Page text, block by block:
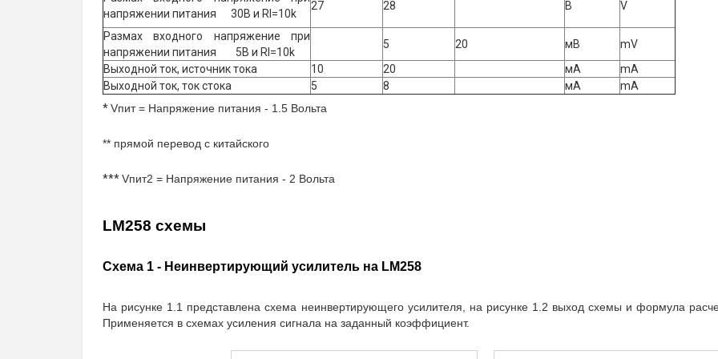
напряжении питания 30В и Rl=10k
27 28 В V
Размах входного напряжение при
напряжении питания 5В и Rl=10k
5 20 мВ
mV
Выходной ток, источник тока
10 20 мА
mA
Выходной ток, ток стока
5 8 мА
mA
*Vпит = Напряжение питания - 1.5 Вольта
** прямой перевод с китайского
***Vпит2 = Напряжение питания - 2 Вольта
LM258 схемы
Схема 1 - Неинвертирующий усилитель на LM258
На рисунке 1.1 представлена схема неинвертирующего усилителя, на рисунке 1.2 выход схемы и формула
Применяется в схемах усиления сигнала на заданный коэффициент.